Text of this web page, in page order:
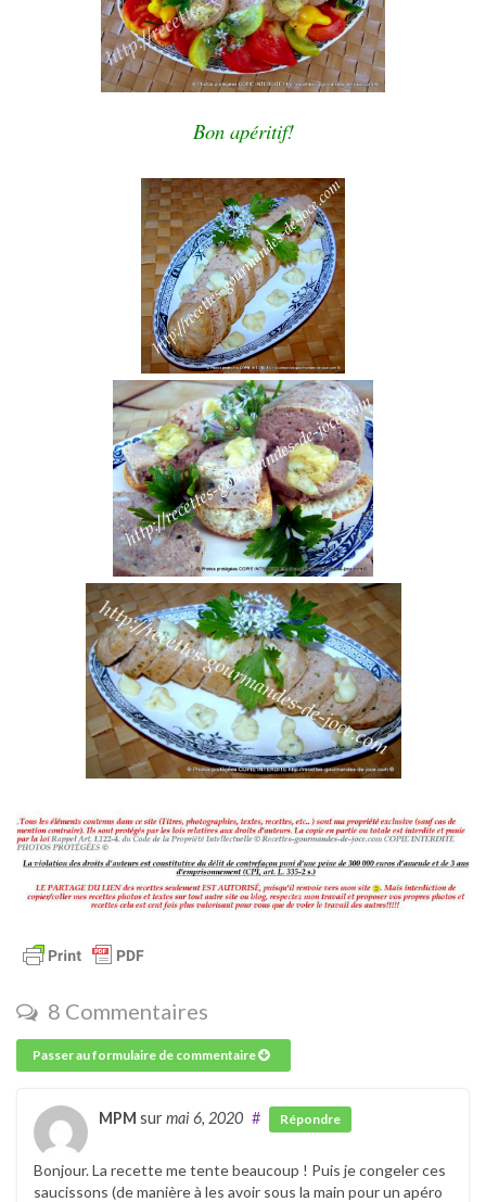
Bon apéritif!
8 Commentaires
Passer au formulaire de commentaire
MPM sur mai 6, 2020 # Répondre
Bonjour. La recette me tente beaucoup ! Puis je congeler ces
saucissons (de manière à les avoir sous la main pour un apéro